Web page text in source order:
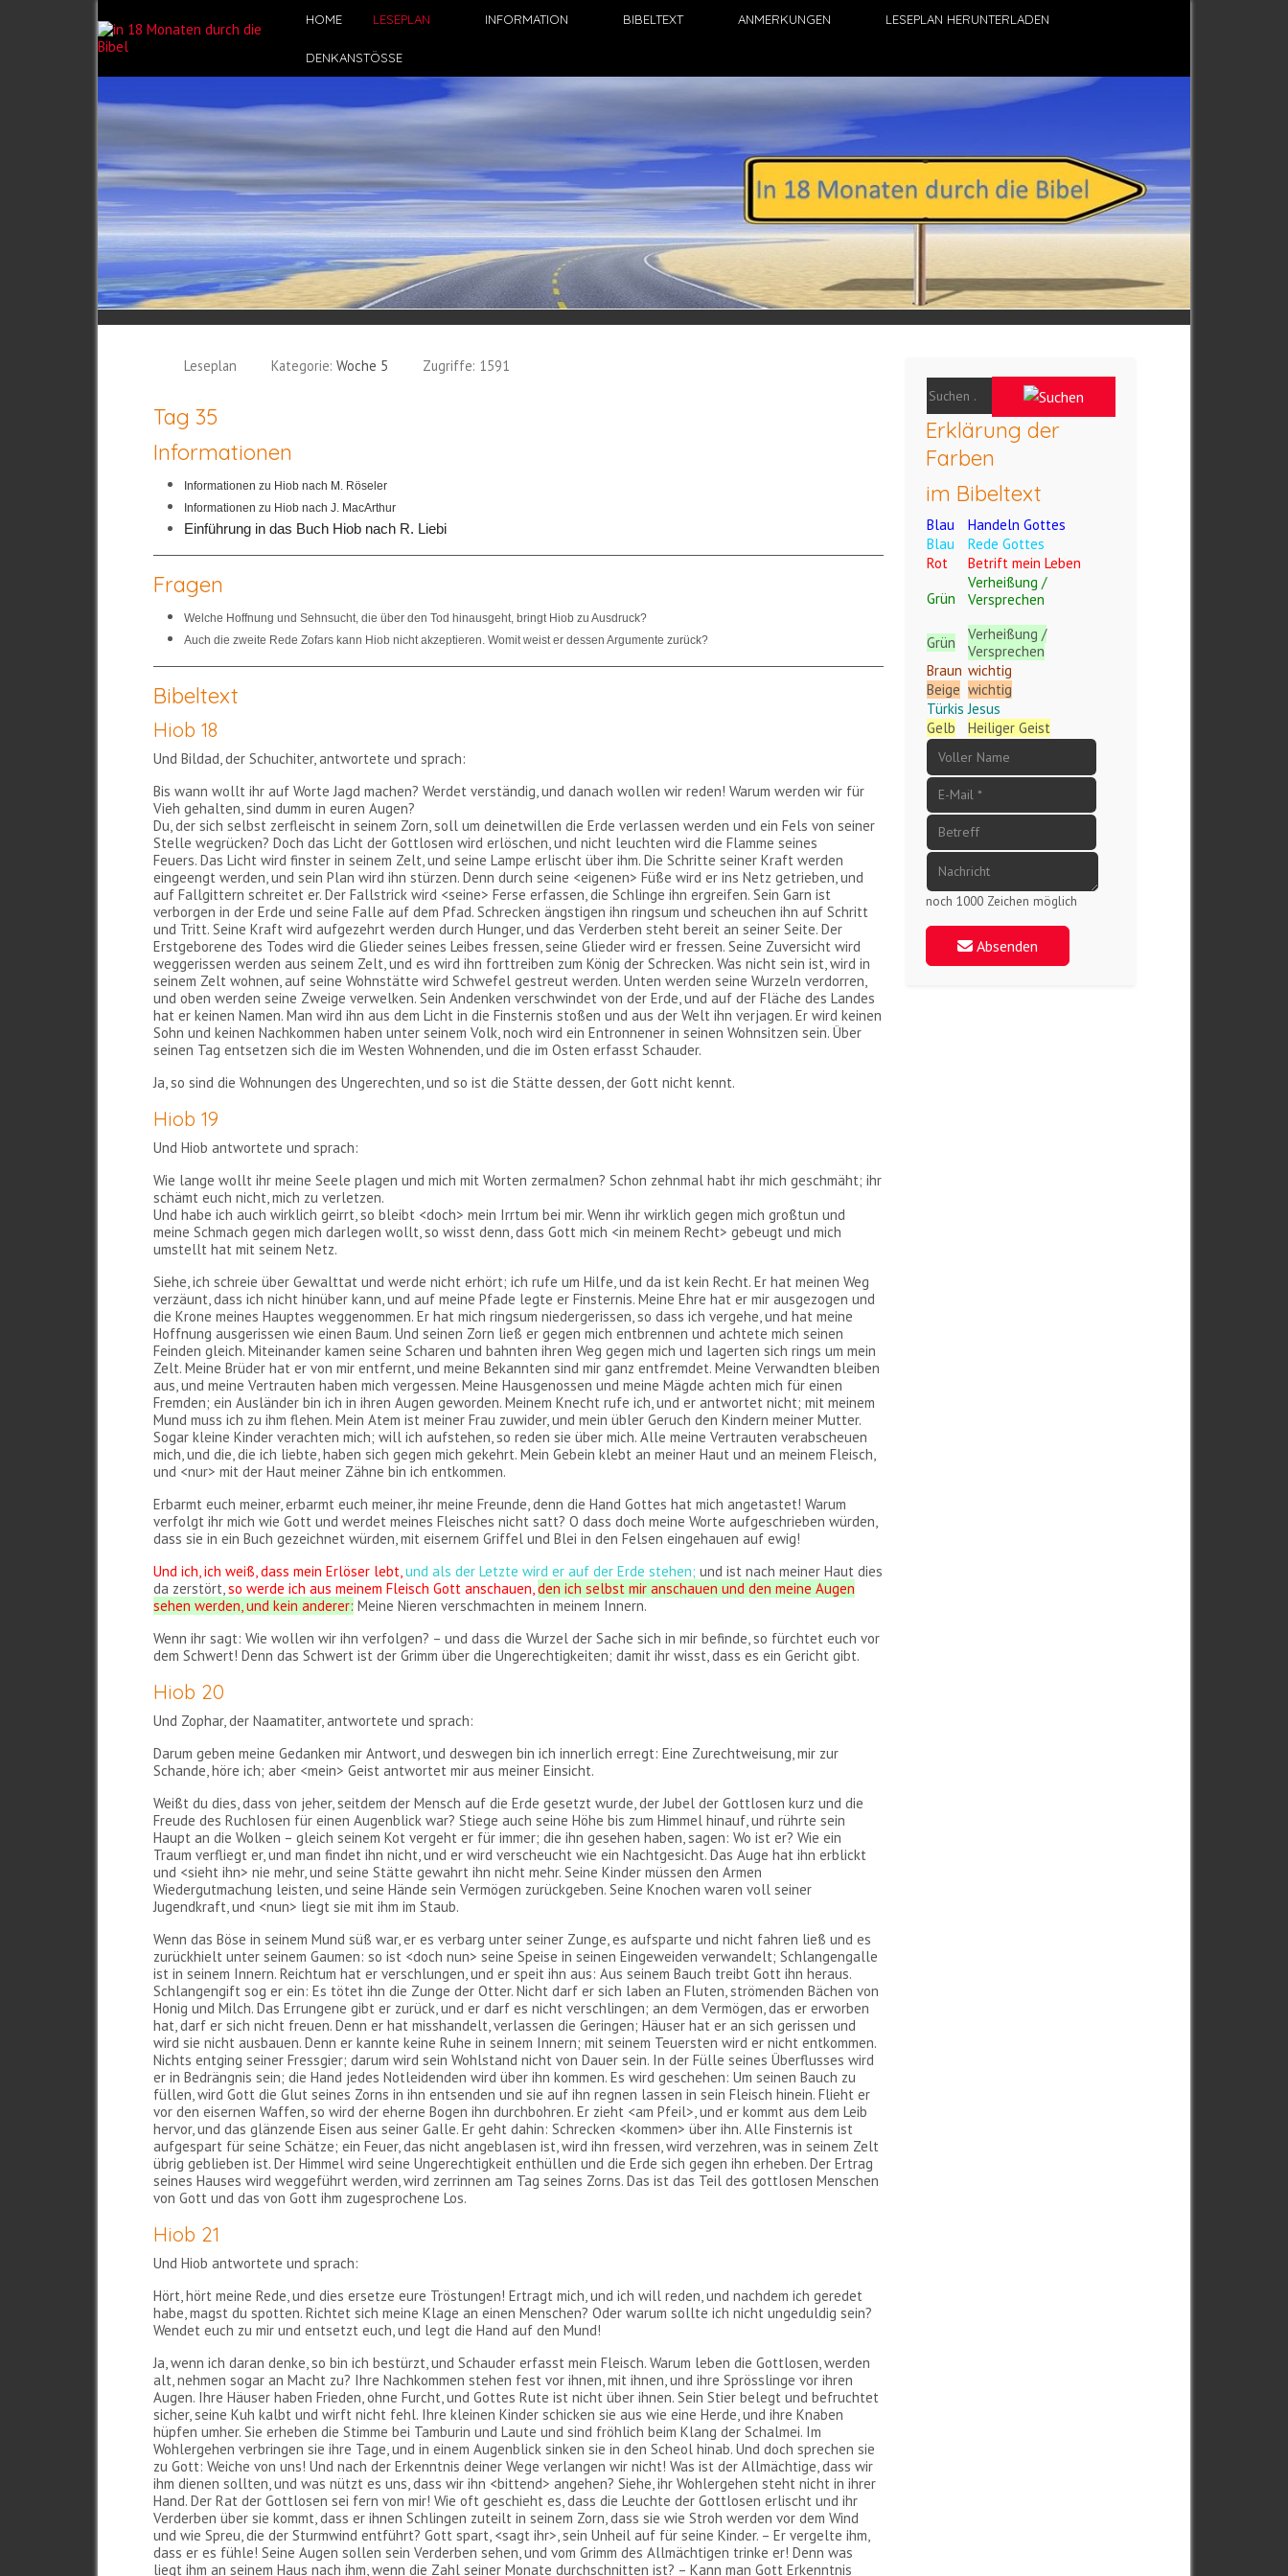
HOME LESEPLAN INFORMATION BIBELTEXT ANMERKUNGEN LESEPLAN HERUNTERLADEN
DENKANSTÖSSE
Leseplan Kategorie:Woche 5 Zugriffe: 1591
Tag 35
Informationen
Informationen zu Hiob nach M. Röseler
Informationen zu Hiob nach J. MacArthur
Einführung in das Buch Hiob nach R. Liebi
Fragen
Welche Hoffnung und Sehnsucht, die über den Tod hinausgeht, bringt Hiob zu Ausdruck?
Auch die zweite Rede Zofars kann Hiob nicht akzeptieren. Womit weist er dessen Argumente zurück?
Bibeltext
Hiob 18
Und Bildad, der Schuchiter, antwortete und sprach:
Bis wann wollt ihr auf Worte Jagd machen? Werdet verständig, und danach wollen wir reden! Warum werden wir für
Vieh gehalten, sind dumm in euren Augen?
Du, der sich selbst zerfleischt in seinem Zorn, soll um deinetwillen die Erde verlassen werden und ein Fels von seiner
Stelle wegrücken? Doch das Licht der Gottlosen wird erlöschen, und nicht leuchten wird die Flamme seines
Feuers. Das Licht wird finster in seinem Zelt, und seine Lampe erlischt über ihm. Die Schritte seiner Kraft werden
eingeengt werden, und sein Plan wird ihn stürzen. Denn durch seine <eigenen> Füße wird er ins Netz getrieben, und
auf Fallgittern schreitet er. Der Fallstrick wird <seine> Ferse erfassen, die Schlinge ihn ergreifen. Sein Garn ist
verborgen in der Erde und seine Falle auf dem Pfad. Schrecken ängstigen ihn ringsum und scheuchen ihn auf Schritt
und Tritt. Seine Kraft wird aufgezehrt werden durch Hunger, und das Verderben steht bereit an seiner Seite. Der
Erstgeborene des Todes wird die Glieder seines Leibes fressen, seine Glieder wird er fressen. Seine Zuversicht wird
weggerissen werden aus seinem Zelt, und es wird ihn forttreiben zum König der Schrecken. Was nicht sein ist, wird in
seinem Zelt wohnen, auf seine Wohnstätte wird Schwefel gestreut werden. Unten werden seine Wurzeln verdorren,
und oben werden seine Zweige verwelken. Sein Andenken verschwindet von der Erde, und auf der Fläche des Landes
hat er keinen Namen. Man wird ihn aus dem Licht in die Finsternis stoßen und aus der Welt ihn verjagen. Er wird keinen
Sohn und keinen Nachkommen haben unter seinem Volk, noch wird ein Entronnener in seinen Wohnsitzen sein. Über
seinen Tag entsetzen sich die im Westen Wohnenden, und die im Osten erfasst Schauder.
Ja, so sind die Wohnungen des Ungerechten, und so ist die Stätte dessen, der Gott nicht kennt.
Hiob 19
Und Hiob antwortete und sprach:
Wie lange wollt ihr meine Seele plagen und mich mit Worten zermalmen? Schon zehnmal habt ihr mich geschmäht; ihr
schämt euch nicht, mich zu verletzen.
Und habe ich auch wirklich geirrt, so bleibt <doch> mein Irrtum bei mir. Wenn ihr wirklich gegen mich großtun und
meine Schmach gegen mich darlegen wollt, so wisst denn, dass Gott mich <in meinem Recht> gebeugt und mich
umstellt hat mit seinem Netz.
Siehe, ich schreie über Gewalttat und werde nicht erhört; ich rufe um Hilfe, und da ist kein Recht. Er hat meinen Weg
verzäunt, dass ich nicht hinüber kann, und auf meine Pfade legte er Finsternis. Meine Ehre hat er mir ausgezogen und
die Krone meines Hauptes weggenommen. Er hat mich ringsum niedergerissen, so dass ich vergehe, und hat meine
Hoffnung ausgerissen wie einen Baum. Und seinen Zorn ließ er gegen mich entbrennen und achtete mich seinen
Feinden gleich. Miteinander kamen seine Scharen und bahnten ihren Weg gegen mich und lagerten sich rings um mein
Zelt. Meine Brüder hat er von mir entfernt, und meine Bekannten sind mir ganz entfremdet. Meine Verwandten bleiben
aus, und meine Vertrauten haben mich vergessen. Meine Hausgenossen und meine Mägde achten mich für einen
Fremden; ein Ausländer bin ich in ihren Augen geworden. Meinem Knecht rufe ich, und er antwortet nicht; mit meinem
Mund muss ich zu ihm flehen. Mein Atem ist meiner Frau zuwider, und mein übler Geruch den Kindern meiner Mutter.
Sogar kleine Kinder verachten mich; will ich aufstehen, so reden sie über mich. Alle meine Vertrauten verabscheuen
mich, und die, die ich liebte, haben sich gegen mich gekehrt. Mein Gebein klebt an meiner Haut und an meinem Fleisch,
und <nur> mit der Haut meiner Zähne bin ich entkommen.
Erbarmt euch meiner, erbarmt euch meiner, ihr meine Freunde, denn die Hand Gottes hat mich angetastet! Warum
verfolgt ihr mich wie Gott und werdet meines Fleisches nicht satt? O dass doch meine Worte aufgeschrieben würden,
dass sie in ein Buch gezeichnet würden, mit eisernem Griffel und Blei in den Felsen eingehauen auf ewig!
Und ich, ich weiß, dass mein Erlöser lebt, und als der Letzte wird er auf der Erde stehen;und ist nach meiner Haut dies
da zerstört,so werde ich aus meinem Fleisch Gott anschauen, den ich selbst mir anschauen und den meine Augen
sehen werden, und kein anderer: Meine Nieren verschmachten in meinem Innern.
Wenn ihr sagt: Wie wollen wir ihn verfolgen? – und dass die Wurzel der Sache sich in mir befinde, so fürchtet euch vor
dem Schwert! Denn das Schwert ist der Grimm über die Ungerechtigkeiten; damit ihr wisst, dass es ein Gericht gibt.
Hiob 20
Und Zophar, der Naamatiter, antwortete und sprach:
Darum geben meine Gedanken mir Antwort, und deswegen bin ich innerlich erregt: Eine Zurechtweisung, mir zur
Schande, höre ich; aber <mein> Geist antwortet mir aus meiner Einsicht.
Weißt du dies, dass von jeher, seitdem der Mensch auf die Erde gesetzt wurde, der Jubel der Gottlosen kurz und die
Freude des Ruchlosen für einen Augenblick war? Stiege auch seine Höhe bis zum Himmel hinauf, und rührte sein
Haupt an die Wolken – gleich seinem Kot vergeht er für immer; die ihn gesehen haben, sagen: Wo ist er? Wie ein
Traum verfliegt er, und man findet ihn nicht, und er wird verscheucht wie ein Nachtgesicht. Das Auge hat ihn erblickt
und <sieht ihn> nie mehr, und seine Stätte gewahrt ihn nicht mehr. Seine Kinder müssen den Armen
Wiedergutmachung leisten, und seine Hände sein Vermögen zurückgeben. Seine Knochen waren voll seiner
Jugendkraft, und <nun> liegt sie mit ihm im Staub.
Wenn das Böse in seinem Mund süß war, er es verbarg unter seiner Zunge, es aufsparte und nicht fahren ließ und es
zurückhielt unter seinem Gaumen: so ist <doch nun> seine Speise in seinen Eingeweiden verwandelt; Schlangengalle
ist in seinem Innern. Reichtum hat er verschlungen, und er speit ihn aus: Aus seinem Bauch treibt Gott ihn heraus.
Schlangengift sog er ein: Es tötet ihn die Zunge der Otter. Nicht darf er sich laben an Fluten, strömenden Bächen von
Honig und Milch. Das Errungene gibt er zurück, und er darf es nicht verschlingen; an dem Vermögen, das er erworben
hat, darf er sich nicht freuen. Denn er hat misshandelt, verlassen die Geringen; Häuser hat er an sich gerissen und
wird sie nicht ausbauen. Denn er kannte keine Ruhe in seinem Innern; mit seinem Teuersten wird er nicht entkommen.
Nichts entging seiner Fressgier; darum wird sein Wohlstand nicht von Dauer sein. In der Fülle seines Überflusses wird
er in Bedrängnis sein; die Hand jedes Notleidenden wird über ihn kommen. Es wird geschehen: Um seinen Bauch zu
füllen, wird Gott die Glut seines Zorns in ihn entsenden und sie auf ihn regnen lassen in sein Fleisch hinein. Flieht er
vor den eisernen Waffen, so wird der eherne Bogen ihn durchbohren. Er zieht <am Pfeil>, und er kommt aus dem Leib
hervor, und das glänzende Eisen aus seiner Galle. Er geht dahin: Schrecken <kommen> über ihn. Alle Finsternis ist
aufgespart für seine Schätze; ein Feuer, das nicht angeblasen ist, wird ihn fressen, wird verzehren, was in seinem Zelt
übrig geblieben ist. Der Himmel wird seine Ungerechtigkeit enthüllen und die Erde sich gegen ihn erheben. Der Ertrag
seines Hauses wird weggeführt werden, wird zerrinnen am Tag seines Zorns. Das ist das Teil des gottlosen Menschen
von Gott und das von Gott ihm zugesprochene Los.
Hiob 21
Und Hiob antwortete und sprach:
Hört, hört meine Rede, und dies ersetze eure Tröstungen! Ertragt mich, und ich will reden, und nachdem ich geredet
habe, magst du spotten. Richtet sich meine Klage an einen Menschen? Oder warum sollte ich nicht ungeduldig sein?
Wendet euch zu mir und entsetzt euch, und legt die Hand auf den Mund!
Ja, wenn ich daran denke, so bin ich bestürzt, und Schauder erfasst mein Fleisch. Warum leben die Gottlosen, werden
alt, nehmen sogar an Macht zu? Ihre Nachkommen stehen fest vor ihnen, mit ihnen, und ihre Sprösslinge vor ihren
Augen. Ihre Häuser haben Frieden, ohne Furcht, und Gottes Rute ist nicht über ihnen. Sein Stier belegt und befruchtet
sicher, seine Kuh kalbt und wirft nicht fehl. Ihre kleinen Kinder schicken sie aus wie eine Herde, und ihre Knaben
hüpfen umher. Sie erheben die Stimme bei Tamburin und Laute und sind fröhlich beim Klang der Schalmei. Im
Wohlergehen verbringen sie ihre Tage, und in einem Augenblick sinken sie in den Scheol hinab. Und doch sprechen sie
zu Gott: Weiche von uns! Und nach der Erkenntnis deiner Wege verlangen wir nicht! Was ist der Allmächtige, dass wir
ihm dienen sollten, und was nützt es uns, dass wir ihn <bittend> angehen? Siehe, ihr Wohlergehen steht nicht in ihrer
Hand. Der Rat der Gottlosen sei fern von mir! Wie oft geschieht es, dass die Leuchte der Gottlosen erlischt und ihr
Verderben über sie kommt, dass er ihnen Schlingen zuteilt in seinem Zorn, dass sie wie Stroh werden vor dem Wind
und wie Spreu, die der Sturmwind entführt? Gott spart, <sagt ihr>, sein Unheil auf für seine Kinder. – Er vergelte ihm,
dass er es fühle! Seine Augen sollen sein Verderben sehen, und vom Grimm des Allmächtigen trinke er! Denn was
liegt ihm an seinem Haus nach ihm, wenn die Zahl seiner Monate durchschnitten ist? – Kann man Gott Erkenntnis
Erklärung der
Farben
im Bibeltext
Blau
Handeln Gottes
Blau
Rede Gottes
Rot
Betrift mein Leben
Grün
Verheißung /
Versprechen
Grün
Verheißung /
Versprechen
Braun wichtig
Beige wichtig
Türkis Jesus
Gelb
Heiliger Geist
noch 1000 Zeichen möglich
Absenden